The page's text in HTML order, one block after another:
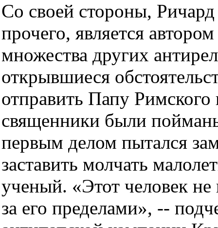
Со своей стороны,
прочего, является
множества других
открывшиеся
отправить Папу
священники были
первым делом пытался
заставить молчать
ученый. «Этот человек
за его пределами», --